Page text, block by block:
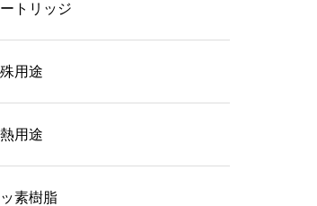
トリッジ
用途
用途
素樹脂